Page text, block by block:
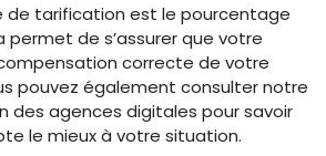
de tarification est le pourcentage
permet de s’assurer que votre
correcte de votre
pouvez également consulter notre
des agences digitales pour savoir
le mieux à votre situation.